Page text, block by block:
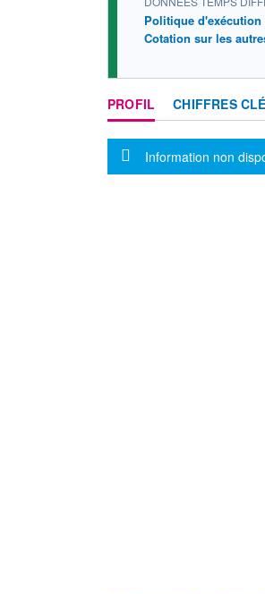
Politique d'exécution
Cotation sur les
PROFIL CHIFFRES
Message
Information non